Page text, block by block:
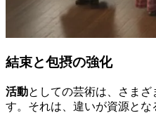
結束と包摂の強化
活動としての芸術は、さまざ
す。それは、違いが資源とな